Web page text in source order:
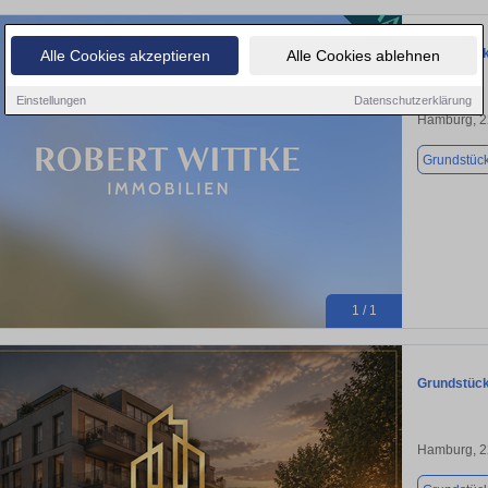
Alle Cookies akzeptieren Alle Cookies ablehnen
Einstellungen Datenschutzerklärung
1 / 1
Hamburg,
Hamburg,